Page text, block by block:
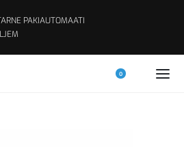
PAKIAUTOMAATI
0